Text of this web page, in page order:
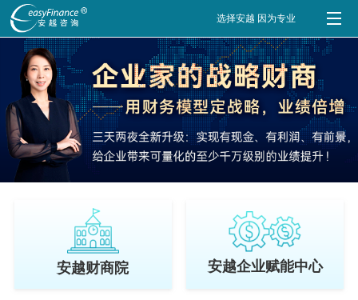
选择安越 因为专业
安越财商院 安越企业赋能中心